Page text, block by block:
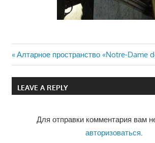
Навигация
по
Previous
Post:
Алтарное пространство «Notre-Dame
LEAVE A REPLY
Для отправки комментария вам
авторизоваться.